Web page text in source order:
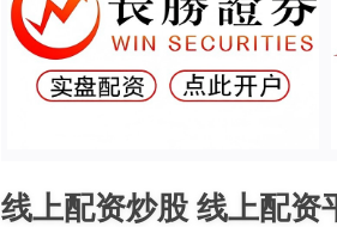
线上配资炒股 线上配资